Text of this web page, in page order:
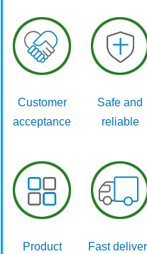
Customer
acceptance
Safe and
reliable
Product
Fast